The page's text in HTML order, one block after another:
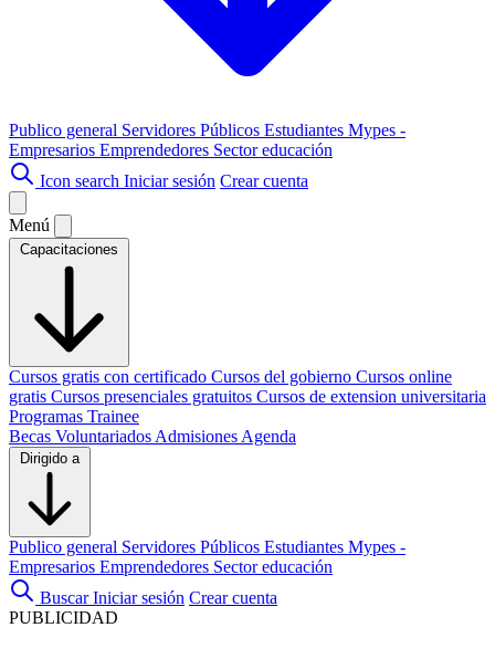
Publico general Servidores Públicos Estudiantes Mypes -
Empresarios Emprendedores Sector educación
Icon search Iniciar sesión Crear cuenta
Menú
Capacitaciones
Cursos gratis con certificado Cursos del gobierno Cursos online
gratis Cursos presenciales gratuitos Cursos de extension universitaria
Programas Trainee
Becas Voluntariados Admisiones Agenda
Dirigido a
Publico general Servidores Públicos Estudiantes Mypes -
Empresarios Emprendedores Sector educación
Buscar Iniciar sesión Crear cuenta
PUBLICIDAD